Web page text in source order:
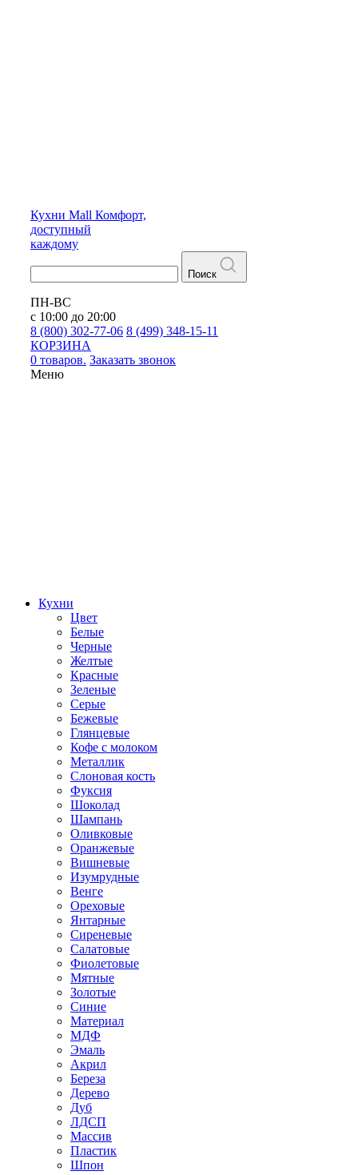
Кухни Mall Комфорт,
доступный
каждому
Поиск
ПН-ВС
с 10:00 до 20:00
8 (800) 302-77-06 8 (499) 348-15-11
КОРЗИНА
0 товаров. Заказать звонок
Меню
Кухни
Цвет
Белые
Черные
Желтые
Красные
Зеленые
Серые
Бежевые
Глянцевые
Кофе с молоком
Металлик
Слоновая кость
Фуксия
Шоколад
Шампань
Оливковые
Оранжевые
Вишневые
Изумрудные
Венге
Ореховые
Янтарные
Сиреневые
Салатовые
Фиолетовые
Мятные
Золотые
Синие
Материал
МДФ
Эмаль
Акрил
Береза
Дерево
Дуб
ЛДСП
Массив
Пластик
Шпон